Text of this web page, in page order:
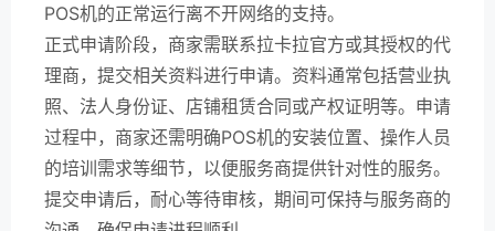
POS机的正常运行离不开网络的支持。
正式申请阶段，商家需联系拉卡拉官方或其授权的代
理商，提交相关资料进行申请。资料通常包括营业执
照、法人身份证、店铺租赁合同或产权证明等。申请
过程中，商家还需明确POS机的安装位置、操作人员
的培训需求等细节，以便服务商提供针对性的服务。
提交申请后，耐心等待审核，期间可保持与服务商的